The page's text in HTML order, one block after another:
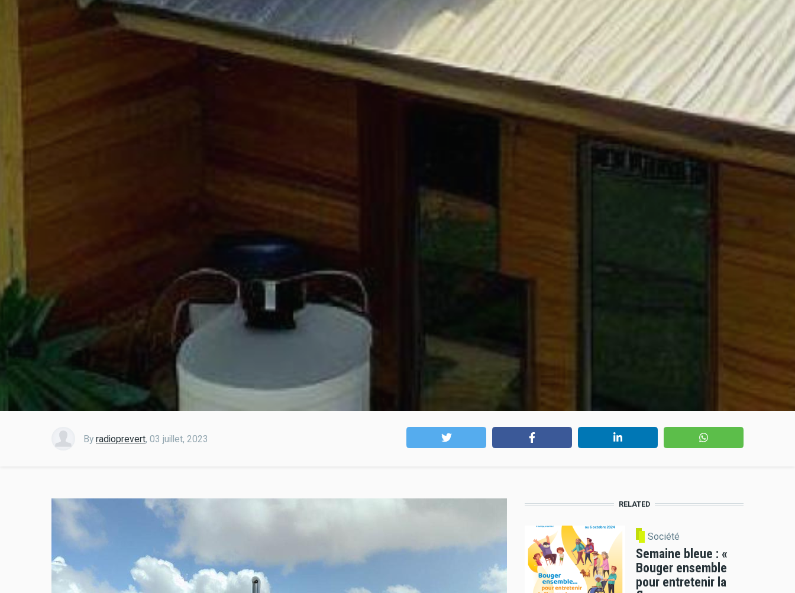
By radioprevert, 03 juillet, 2023
RELATED
Société
Semaine bleue : «
Bouger ensemble
pour entretenir la